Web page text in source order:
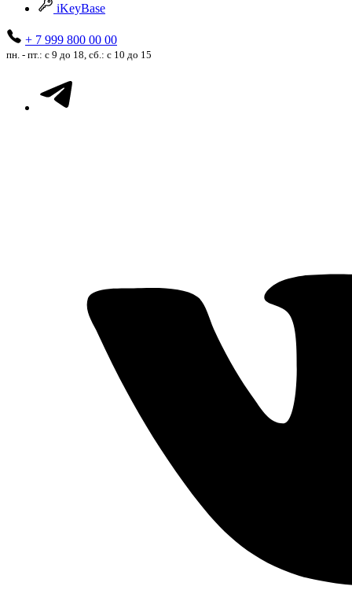
iKeyBase
+ 7 999 800 00 00
пн. - пт.: с 9 до 18, сб.: с 10 до 15